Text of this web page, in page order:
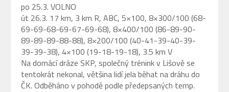
po 25.3. VOLNO
út 26.3. 17 km, 3 km R, ABC, 5×100, 8×300/100 (68-
69-69-68-69-67-69-68), 8×400/100 (86-89-90-
89-89-89-88-88), 8×200/100 (40-41-39-40-39-
39-39-38), 4×100 (19-18-19-18), 3.5 km V
Na domácí dráze SKP, společný trénink v Lišově se
tentokrát nekonal, většina lidí jela běhat na dráhu do
ČK. Odběháno v pohodě podle předepsaných temp.